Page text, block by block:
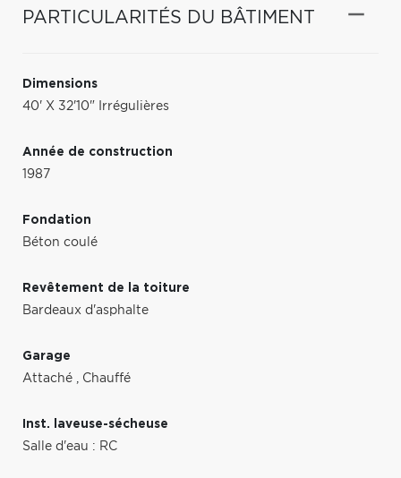
PARTICULARITÉS DU BÂTIMENT
Dimensions
40' X 32'10" Irrégulières
Année de construction
1987
Fondation
Béton coulé
Revêtement de la toiture
Bardeaux d'asphalte
Garage
Attaché , Chauffé
Inst. laveuse-sécheuse
Salle d'eau : RC